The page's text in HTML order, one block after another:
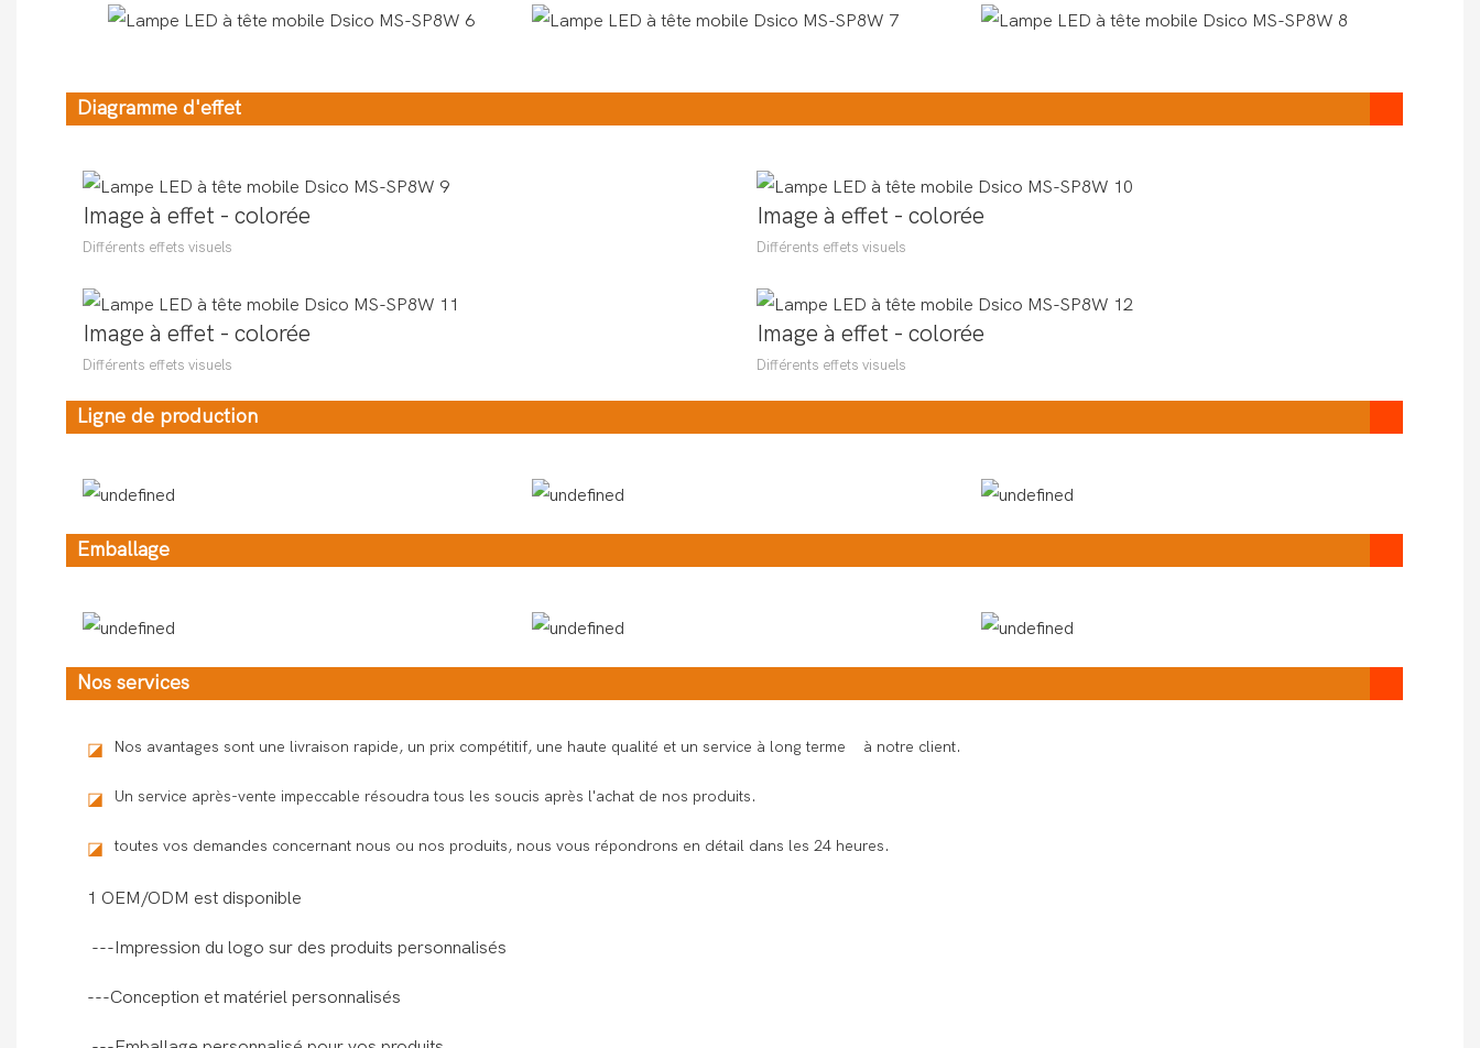
Diagramme d'effet
Image à effet - colorée
Différents effets visuels
Image à effet - colorée
Différents effets visuels
Image à effet - colorée
Différents effets visuels
Image à effet - colorée
Différents effets visuels
Ligne de production
Emballage
Nos services
◪ Nos avantages sont une livraison rapide, un prix compétitif, une haute qualité et un service à long terme à notre client.
◪ Un service après-vente impeccable résoudra tous les soucis après l'achat de nos produits.
◪ toutes vos demandes concernant nous ou nos produits, nous vous répondrons en détail dans les 24 heures.
1 OEM/ODM est disponible
---Impression du logo sur des produits personnalisés
---Conception et matériel personnalisés